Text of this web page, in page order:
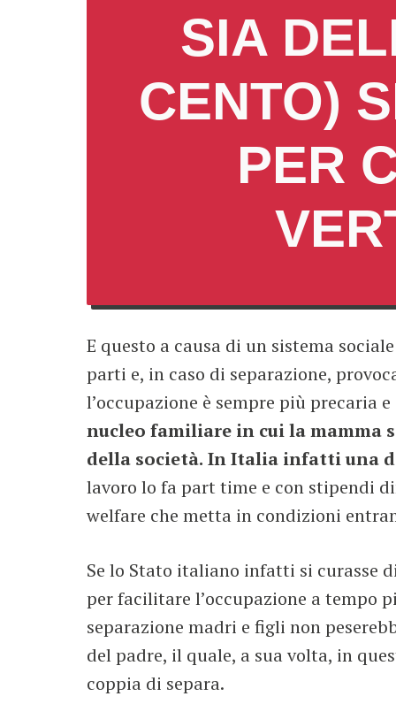
SIA
CENTO)
PER
E questo a causa di un sistema
parti e, in caso di separazione,
l’occupazione è sempre più precaria
nucleo familiare in cui la mamma
della società. In Italia infatti una
lavoro lo fa part time e con stipendi
welfare che metta in condizioni
Se lo Stato italiano infatti si curasse
per facilitare l’occupazione a tempo
separazione madri e figli non
del padre, il quale, a sua volta, in
coppia di separa.